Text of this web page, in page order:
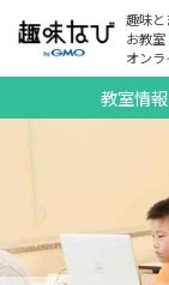
趣味と
お教室
オン
教室情報